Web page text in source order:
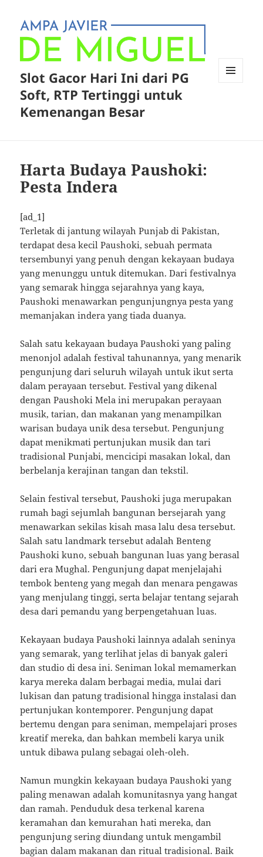
Slot Gacor Hari Ini dari PG
Soft, RTP Tertinggi untuk
Kemenangan Besar
Harta Budaya Paushoki:
Pesta Indera
[ad_1]
Terletak di jantung wilayah Punjab di Pakistan,
terdapat desa kecil Paushoki, sebuah permata
tersembunyi yang penuh dengan kekayaan budaya
yang menunggu untuk ditemukan. Dari festivalnya
yang semarak hingga sejarahnya yang kaya,
Paushoki menawarkan pengunjungnya pesta yang
memanjakan indera yang tiada duanya.
Salah satu kekayaan budaya Paushoki yang paling
menonjol adalah festival tahunannya, yang menarik
pengunjung dari seluruh wilayah untuk ikut serta
dalam perayaan tersebut. Festival yang dikenal
dengan Paushoki Mela ini merupakan perayaan
musik, tarian, dan makanan yang menampilkan
warisan budaya unik desa tersebut. Pengunjung
dapat menikmati pertunjukan musik dan tari
tradisional Punjabi, mencicipi masakan lokal, dan
berbelanja kerajinan tangan dan tekstil.
Selain festival tersebut, Paushoki juga merupakan
rumah bagi sejumlah bangunan bersejarah yang
menawarkan sekilas kisah masa lalu desa tersebut.
Salah satu landmark tersebut adalah Benteng
Paushoki kuno, sebuah bangunan luas yang berasal
dari era Mughal. Pengunjung dapat menjelajahi
tembok benteng yang megah dan menara pengawas
yang menjulang tinggi, serta belajar tentang sejarah
desa dari pemandu yang berpengetahuan luas.
Kekayaan budaya Paushoki lainnya adalah seninya
yang semarak, yang terlihat jelas di banyak galeri
dan studio di desa ini. Seniman lokal memamerkan
karya mereka dalam berbagai media, mulai dari
lukisan dan patung tradisional hingga instalasi dan
pertunjukan kontemporer. Pengunjung dapat
bertemu dengan para seniman, mempelajari proses
kreatif mereka, dan bahkan membeli karya unik
untuk dibawa pulang sebagai oleh-oleh.
Namun mungkin kekayaan budaya Paushoki yang
paling menawan adalah komunitasnya yang hangat
dan ramah. Penduduk desa terkenal karena
keramahan dan kemurahan hati mereka, dan
pengunjung sering diundang untuk mengambil
bagian dalam makanan dan ritual tradisional. Baik